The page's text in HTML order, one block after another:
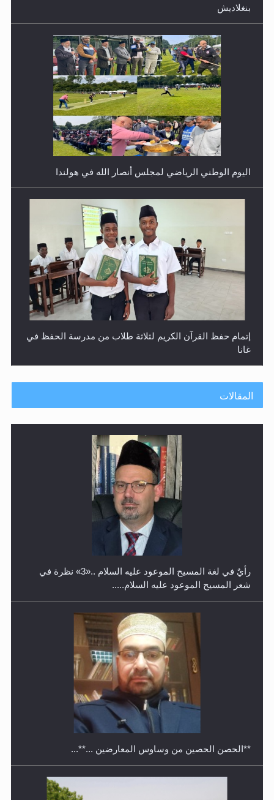
بنغلاديش
اليوم الوطني الرياضي لمجلس أنصار الله في هولندا
إتمام حفظ القرآن الكريم لثلاثة طلاب من مدرسة الحفظ في
غانا
حفل توزيع الشهادات في الجامعة الأحمدية بنيجيريا لعام
معرض القرآن الكريم لمدة ثلاثين يوما في مكتبة مدينة
ريهيماكي في فنلند
المقالات
رأيٌ في لغة المسيح الموعود عليه السلام ..«3» نظرة في
شعر المسيح الموعود عليه السلام.....
**الحصن الحصين من وساوس المعارضين ...**...